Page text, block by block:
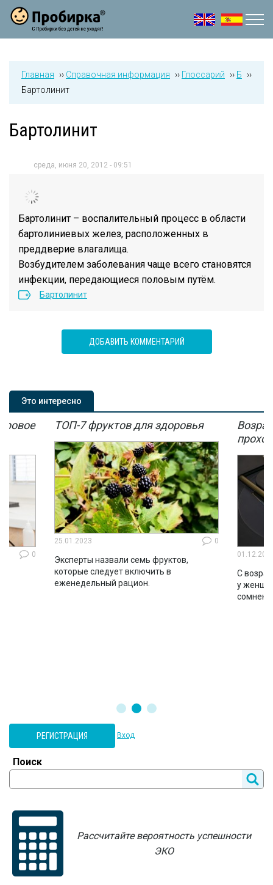
Jump to navigation
Главная ›› Справочная информация ›› Глоссарий ›› Б
››
Бартолинит
Бартолинит
среда, июня 20, 2012 - 09:51
Бартолинит – воспалительный процесс в области
бартолиниевых желез, расположенных в
преддверие влагалища.
Возбудителем заболевания чаще всего становятся
инфекции, передающиеся половым путём.
Бартолинит
ДОБАВИТЬ КОММЕНТАРИЙ
Это интересно
0
ТОП-7 фруктов для здоровья
25.01.2023 0
Эксперты назвали семь фруктов,
которые следует включить в
еженедельный рацион.
С
у
РЕГИСТРАЦИЯ Вход
Поиск
Рассчитайте вероятность успешности
ЭКО